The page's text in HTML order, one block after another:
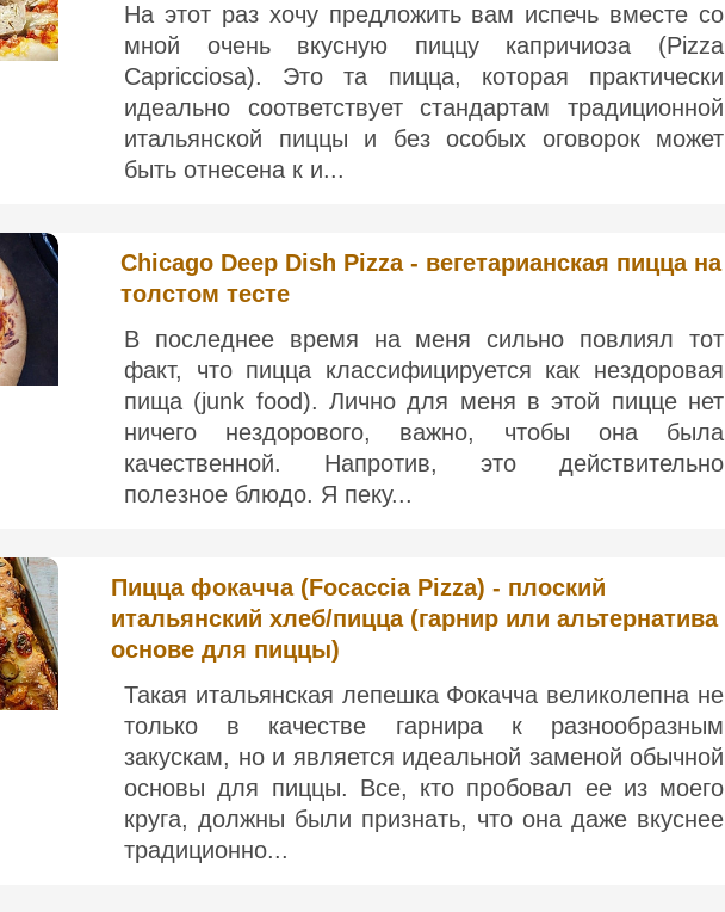
На этот раз хочу предложить вам испечь вместе со
мной очень вкусную пиццу капричиоза (Pizza
Capricciosa). Это та пицца, которая практически
идеально соответствует стандартам традиционной
итальянской пиццы и без особых оговорок может
быть отнесена к и...
Chicago Deep Dish Pizza - вегетарианская пицца на
толстом тесте
В последнее время на меня сильно повлиял тот
факт, что пицца классифицируется как нездоровая
пища (junk food). Лично для меня в этой пицце нет
ничего нездорового, важно, чтобы она была
качественной. Напротив, это действительно
полезное блюдо. Я пеку...
Пицца фокачча (Focaccia Pizza) - плоский
итальянский хлеб/пицца (гарнир или альтернатива
основе для пиццы)
Такая итальянская лепешка Фокачча великолепна не
только в качестве гарнира к разнообразным
закускам, но и является идеальной заменой обычной
основы для пиццы. Все, кто пробовал ее из моего
круга, должны были признать, что она даже вкуснее
традиционно...